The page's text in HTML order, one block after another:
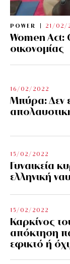
POWER 21/02/
Women Act:
οικονομίας
16/02/2022
Μπύρα: Δεν
15/02/2022
Γυναικεία
ελληνική
15/02/2022
Καρκίνος
απόκτηση
εφικτό ή